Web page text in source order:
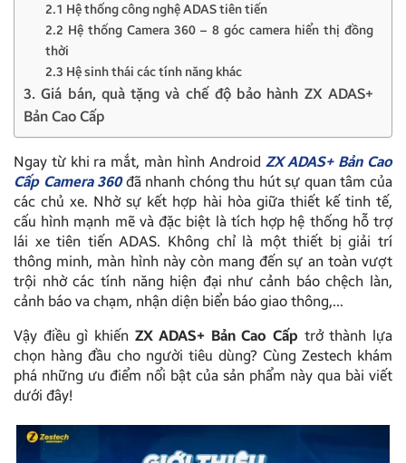
2.1 Hệ thống công nghệ ADAS tiên tiến
2.2 Hệ thống Camera 360 – 8 góc camera hiển thị đồng
thời
2.3 Hệ sinh thái các tính năng khác
3. Giá bán, quà tặng và chế độ bảo hành ZX ADAS+
Bản Cao Cấp
Ngay từ khi ra mắt, màn hình Android ZX ADAS+ Bản Cao
Cấp Camera 360đã nhanh chóng thu hút sự quan tâm của
các chủ xe. Nhờ sự kết hợp hài hòa giữa thiết kế tinh tế,
cấu hình mạnh mẽ và đặc biệt là tích hợp hệ thống hỗ trợ
lái xe tiên tiến ADAS. Không chỉ là một thiết bị giải trí
thông minh, màn hình này còn mang đến sự an toàn vượt
trội nhờ các tính năng hiện đại như cảnh báo chệch làn,
cảnh báo va chạm, nhận diện biển báo giao thông,…
Vậy điều gì khiến ZX ADAS+ Bản Cao Cấp trở thành lựa
chọn hàng đầu cho người tiêu dùng? Cùng Zestech khám
phá những ưu điểm nổi bật của sản phẩm này qua bài viết
dưới đây!